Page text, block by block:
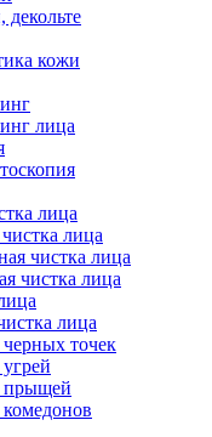
кожи
лица
лица
чистка лица
чистка лица
чистка лица
лица
точек
прыщей